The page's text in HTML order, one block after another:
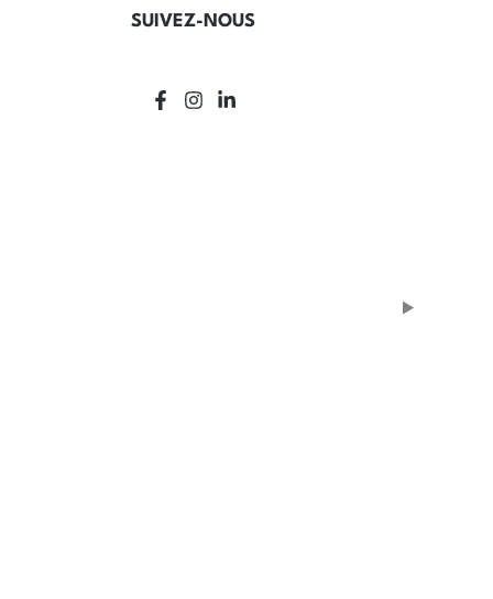
SUIVEZ-NOUS